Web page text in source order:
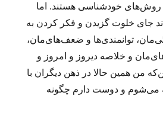
روش‌های خودشناسی هستند. اما
جای خلوت گزیدن و فکر کردن به
توانمندی‌ها و ضعف‌های‌مان،
و خلاصه دیروز و امروز و
من همین حالا در ذهن دیگران با
می‌شوم و دوست دارم چگونه